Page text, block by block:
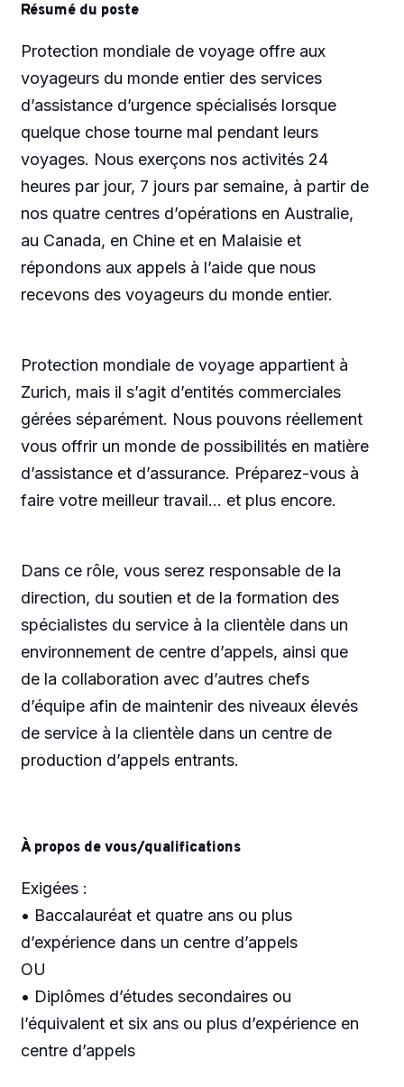
Résumé du poste
Protection mondiale de voyage offre aux
voyageurs du monde entier des services
d’assistance d’urgence spécialisés lorsque
quelque chose tourne mal pendant leurs
voyages. Nous exerçons nos activités 24
heures par jour, 7 jours par semaine, à partir de
nos quatre centres d’opérations en Australie,
au Canada, en Chine et en Malaisie et
répondons aux appels à l’aide que nous
recevons des voyageurs du monde entier.
Protection mondiale de voyage appartient à
Zurich, mais il s’agit d’entités commerciales
gérées séparément. Nous pouvons réellement
vous offrir un monde de possibilités en matière
d’assistance et d’assurance. Préparez-vous à
faire votre meilleur travail… et plus encore.
Dans ce rôle, vous serez responsable de la
direction, du soutien et de la formation des
spécialistes du service à la clientèle dans un
environnement de centre d’appels, ainsi que
de la collaboration avec d’autres chefs
d’équipe afin de maintenir des niveaux élevés
de service à la clientèle dans un centre de
production d’appels entrants.
À propos de vous/qualifications
Exigées :
• Baccalauréat et quatre ans ou plus
d’expérience dans un centre d’appels
OU
• Diplômes d’études secondaires ou
l’équivalent et six ans ou plus d’expérience en
centre d’appels